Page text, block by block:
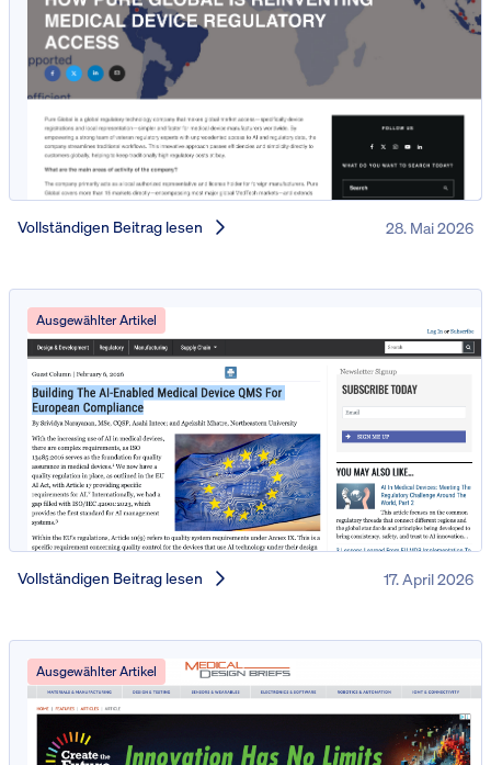
Vollständigen Beitrag lesen 28. Mai 2026
Ausgewählter Artikel
Vollständigen Beitrag lesen 17. April 2026
Ausgewählter Artikel